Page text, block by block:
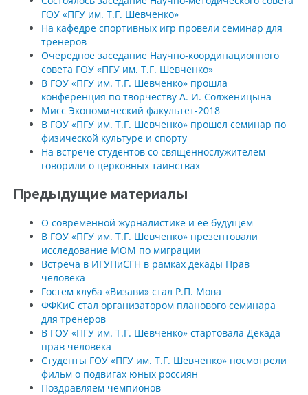
ГОУ «ПГУ им. Т.Г. Шевченко»
На кафедре спортивных игр провели семинар для
тренеров
Очередное заседание Научно-координационного
совета ГОУ «ПГУ им. Т.Г. Шевченко»
В ГОУ «ПГУ им. Т.Г. Шевченко» прошла
конференция по творчеству А. И. Солженицына
Мисс Экономический факультет-2018
В ГОУ «ПГУ им. Т.Г. Шевченко» прошел семинар по
физической культуре и спорту
На встрече студентов со священнослужителем
говорили о церковных таинствах
Предыдущие материалы
О современной журналистике и её будущем
В ГОУ «ПГУ им. Т.Г. Шевченко» презентовали
исследование МОМ по миграции
Встреча в ИГУПиСГН в рамках декады Прав
человека
Гостем клуба «Визави» стал Р.П. Мова
ФФКиС стал организатором планового семинара
для тренеров
В ГОУ «ПГУ им. Т.Г. Шевченко» стартовала Декада
прав человека
Студенты ГОУ «ПГУ им. Т.Г. Шевченко» посмотрели
фильм о подвигах юных россиян
Поздравляем чемпионов